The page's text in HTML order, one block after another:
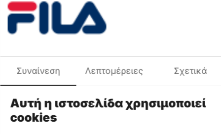
Χρωματική Ομάδα
Περιγραφή Χρώματος
Φύλο
Μάρκα
FILA
Χρωματική Ομάδα
Λευκό
Κωδικός MPN
5SW61001-100
Κωδικός
Συναίνεση Λεπτομέρειες Σχετικά
Αυτή η ιστοσελίδα χρησιμοποιεί
cookies